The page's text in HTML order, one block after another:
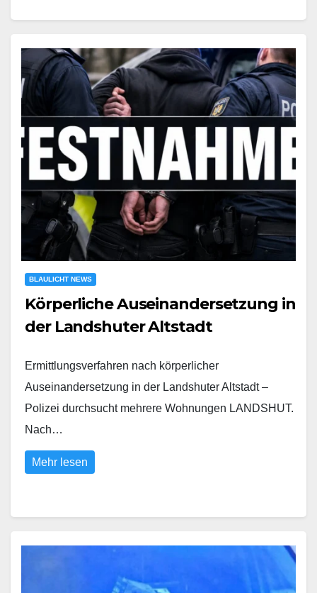
BLAULICHT NEWS
Körperliche Auseinandersetzung in
der Landshuter Altstadt
Ermittlungsverfahren nach körperlicher
Auseinandersetzung in der Landshuter Altstadt –
Polizei durchsucht mehrere Wohnungen LANDSHUT.
Nach…
Mehr lesen